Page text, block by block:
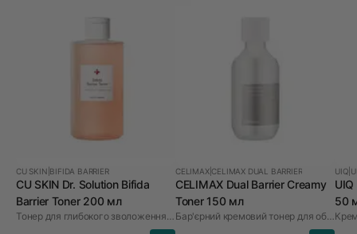
CU SKIN BIFIDA BARRIER
CU SKIN Dr. Solution Bifida
Barrier Toner 200 мл
Тонер для глибокого зволоження з лізатом біфідобактерій 85%
CELIMAX| CELIMAX DUAL BARRIER
CELIMAX Dual Barrier Creamy
Toner 150 мл
Бар'єрний кремовий тонер для обличчя
UIQ
50